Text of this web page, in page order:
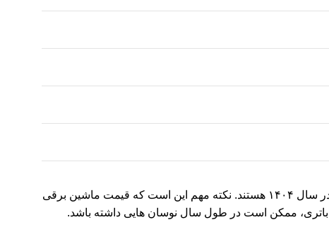
این قیمت ها بر اساس داده های واقعی بازار تنظیم شده اند و نمایشگر وضعیت عمومی بازار در سال ۱۴۰۴ هستند. نکته مهم این است که قیمت ماشین برقی
باتری، ممکن است در طول سال نوسان هایی داشته باشد.